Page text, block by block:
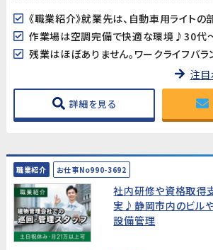
注目
詳細を見る
職業紹介 お仕事No990-3692
社内研修や資格取得
実♪静岡市内のビル
設備管理